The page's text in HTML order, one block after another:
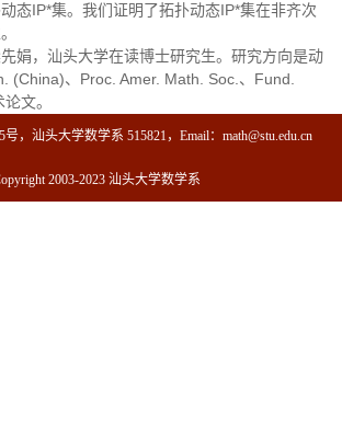
态IP*集。我们证明了拓扑动态IP*集在非齐次
娟，汕头大学在读博士研究生。研究方向是动
(China)、Proc. Amer. Math. Soc.、Fund.
文。
，汕头大学数学系 515821，Email：math@stu.edu.cn
2003-2023 汕头大学数学系